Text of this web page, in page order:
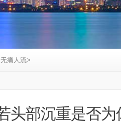
无痛人流>
头部沉重是否为